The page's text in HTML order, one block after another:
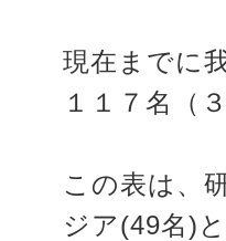
現在までに
１１７名（
この表は、
ジア(49名)